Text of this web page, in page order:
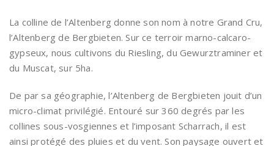
La colline de l’Altenberg donne son nom à notre Grand Cru,
l’Altenberg de Bergbieten. Sur ce terroir marno-calcaro-
gypseux, nous cultivons du Riesling, du Gewurztraminer et
du Muscat, sur 5ha.
De par sa géographie, l’Altenberg de Bergbieten jouit d’un
micro-climat privilégié. Entouré sur 360 degrés par les
collines sous-vosgiennes et l’imposant Scharrach, il est
ainsi protégé des pluies et du vent. Son paysage ouvert et